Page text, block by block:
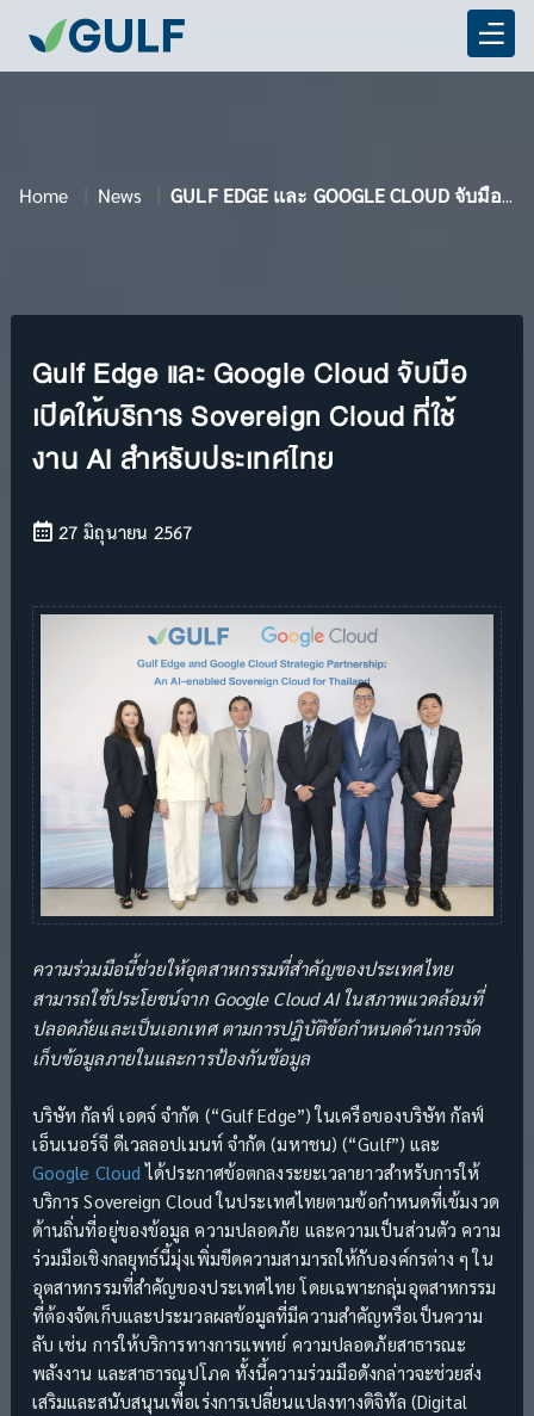
Home News GULF EDGE และ GOOGLE CLOUD จับมือเปิดให้บริการ SOVEREIGN CLOUD ที่ใช้งาน AI สำหรับประเทศไทย
Gulf Edge และ Google Cloud จับมือ
เปิดให้บริการ Sovereign Cloud ที่ใช้
งาน AI สำหรับประเทศไทย
27 มิถุนายน 2567
ความร่วมมือนี้ช่วยให้อุตสาหกรรมที่สำคัญของประเทศไทย
สามารถใช้ประโยชน์จาก Google Cloud AI ในสภาพแวดล้อมที่
ปลอดภัยและเป็นเอกเทศ ตามการปฏิบัติข้อกำหนดด้านการจัด
เก็บข้อมูลภายในและการป้องกันข้อมูล
บริษัท กัลฟ์ เอดจ์ จำกัด (“Gulf Edge”) ในเครือของบริษัท กัลฟ์
เอ็นเนอร์จี ดีเวลลอปเมนท์ จำกัด (มหาชน) (“Gulf”) และ
Google Cloud ได้ประกาศข้อตกลงระยะเวลายาวสำหรับการให้
บริการ Sovereign Cloud ในประเทศไทยตามข้อกำหนดที่เข้มงวด
ด้านถิ่นที่อยู่ของข้อมูล ความปลอดภัย และความเป็นส่วนตัว ความ
ร่วมมือเชิงกลยุทธ์นี้มุ่งเพิ่มขีดความสามารถให้กับองค์กรต่าง ๆ ใน
อุตสาหกรรมที่สำคัญของประเทศไทย โดยเฉพาะกลุ่มอุตสาหกรรม
ที่ต้องจัดเก็บและประมวลผลข้อมูลที่มีความสำคัญหรือเป็นความ
ลับ เช่น การให้บริการทางการแพทย์ ความปลอดภัยสาธารณะ
พลังงาน และสาธารณูปโภค ทั้งนี้ความร่วมมือดังกล่าวจะช่วยส่ง
เสริมและสนับสนุนเพื่อเร่งการเปลี่ยนแปลงทางดิจิทัล (Digital